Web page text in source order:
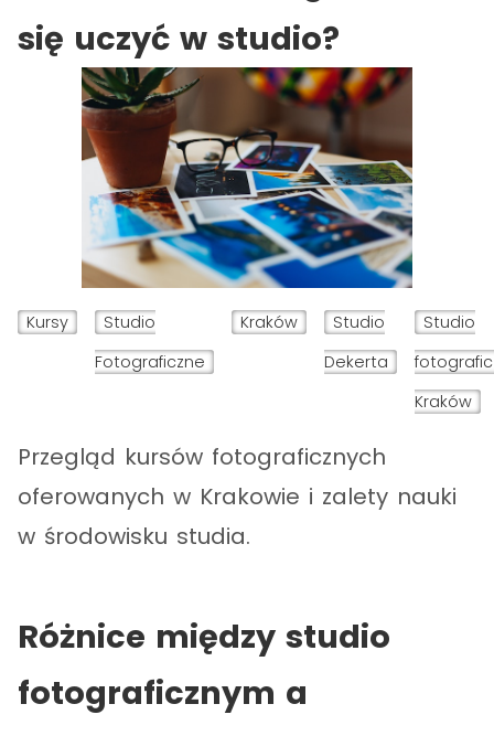
się uczyć w studio?
Kursy
Studio
Fotograficzne
Kraków
Studio
Dekerta
Studio
Kraków
Przegląd kursów fotograficznych
oferowanych w Krakowie i zalety nauki
w środowisku studia.
Różnice między studio
fotograficznym a